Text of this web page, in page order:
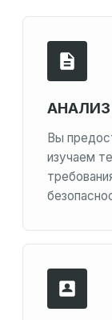
АНАЛИЗ
Вы
изучаем